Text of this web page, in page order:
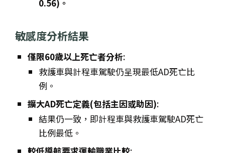
0.56)。
敏感度分析結果
僅限60歲以上死亡者分析:
救護車與計程車駕駛仍呈現最低AD死亡比
例。
擴大AD死亡定義(包括主因或助因):
結果仍一致，即計程車與救護車駕駛AD死亡
比例最低。